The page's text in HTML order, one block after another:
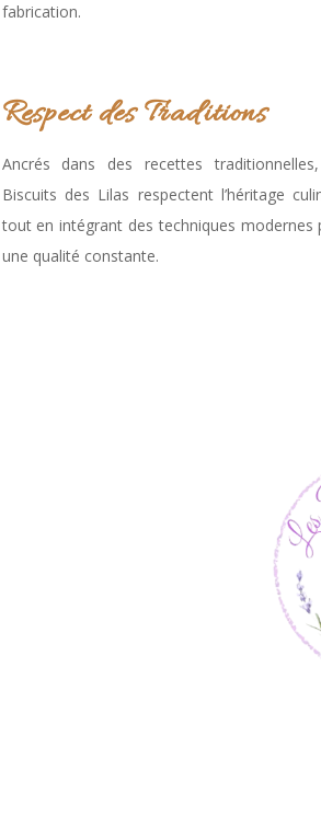
fabrication.
Respect des Traditions
Ancrés dans des recettes
Biscuits des Lilas respectent l’héritage
tout en intégrant des techniques modernes
une qualité constante.